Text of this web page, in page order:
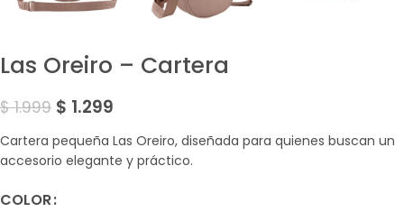
Las Oreiro – Cartera
$1.999 $ 1.299
Cartera pequeña Las Oreiro, diseñada para quienes buscan un
accesorio elegante y práctico.
COLOR